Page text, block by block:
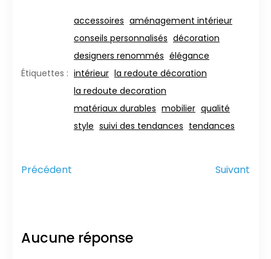
Étiquettes :
accessoires aménagement intérieur
conseils personnalisés décoration
designers renommés élégance
intérieur la redoute décoration
la redoute decoration
matériaux durables mobilier qualité
style suivi des tendances tendances
Précédent Suivant
Aucune réponse